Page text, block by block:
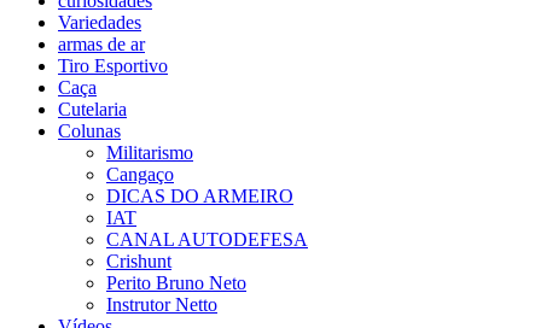
Variedades
armas de ar
Tiro Esportivo
Caça
Cutelaria
Colunas
Militarismo
Cangaço
DICAS DO ARMEIRO
IAT
CANAL AUTODEFESA
Crishunt
Perito Bruno Neto
Instrutor Netto